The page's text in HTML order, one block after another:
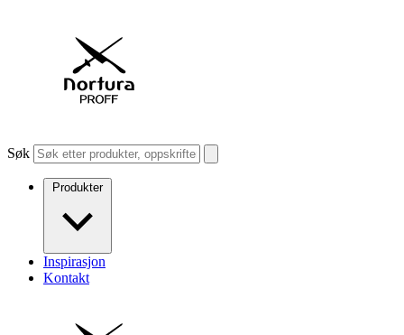
Søk
Produkter
Inspirasjon
Kontakt